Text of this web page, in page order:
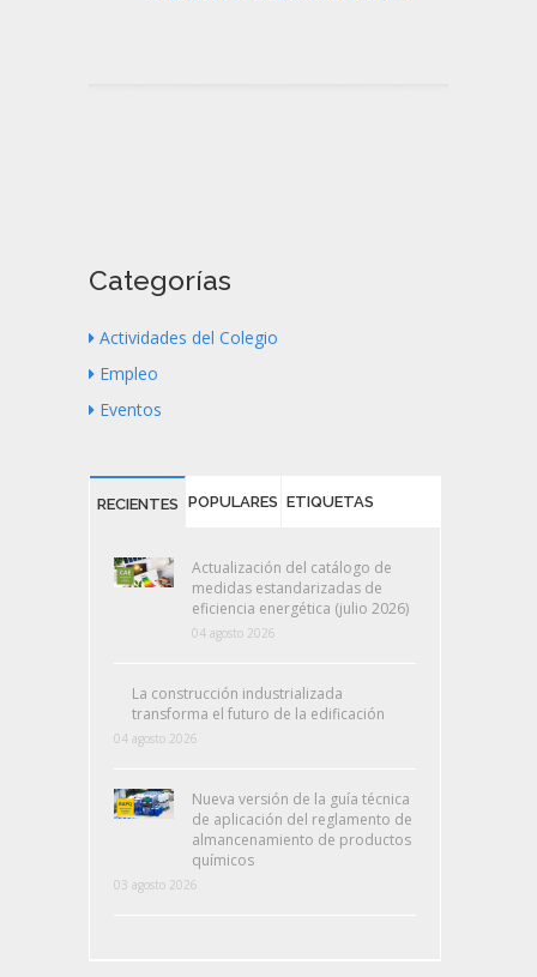
Categorías
Actividades del Colegio
Empleo
Eventos
RECIENTES POPULARES ETIQUETAS
Actualización del catálogo de
medidas estandarizadas de
eficiencia energética (julio 2026)
04 agosto 2026
La construcción industrializada
transforma el futuro de la edificación
04 agosto 2026
Nueva versión de la guía técnica
de aplicación del reglamento de
almancenamiento de productos
químicos
03 agosto 2026